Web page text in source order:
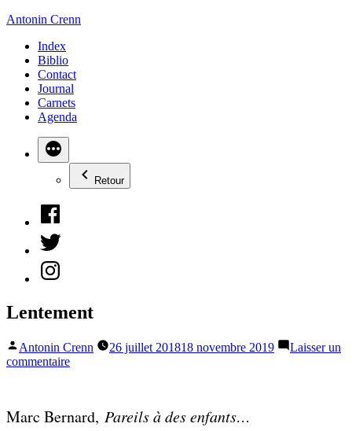
Aller
contenu
Antonin Crenn
Index
Biblio
Contact
Journal
Carnets
Agenda
Retour
Facebook
Twitter
Instagram
Lentement
Publié
par
Antonin Crenn 26 juillet 201818 novembre 2019
Laisser un
commentairesur
Marc Bernard, Pareils à des enfants…